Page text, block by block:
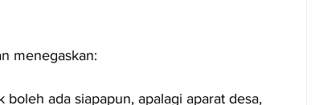
menegaskan:
ada siapapun, apalagi aparat desa,